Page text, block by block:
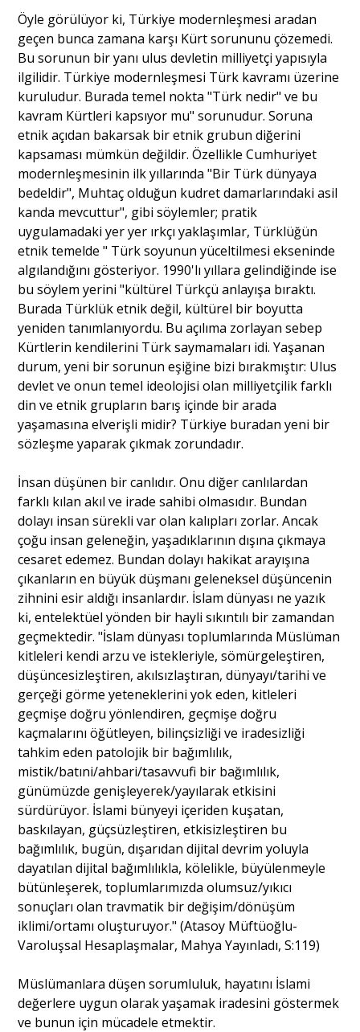
Öyle görülüyor ki, Türkiye modernleşmesi aradan
geçen bunca zamana karşı Kürt sorununu çözemedi.
Bu sorunun bir yanı ulus devletin milliyetçi yapısıyla
ilgilidir. Türkiye modernleşmesi Türk kavramı üzerine
kuruludur. Burada temel nokta "Türk nedir" ve bu
kavram Kürtleri kapsıyor mu" sorunudur. Soruna
etnik açıdan bakarsak bir etnik grubun diğerini
kapsaması mümkün değildir. Özellikle Cumhuriyet
modernleşmesinin ilk yıllarında "Bir Türk dünyaya
bedeldir", Muhtaç olduğun kudret damarlarındaki asil
kanda mevcuttur", gibi söylemler; pratik
uygulamadaki yer yer ırkçı yaklaşımlar, Türklüğün
etnik temelde " Türk soyunun yüceltilmesi ekseninde
algılandığını gösteriyor. 1990'lı yıllara gelindiğinde ise
bu söylem yerini "kültürel Türkçü anlayışa bıraktı.
Burada Türklük etnik değil, kültürel bir boyutta
yeniden tanımlanıyordu. Bu açılıma zorlayan sebep
Kürtlerin kendilerini Türk saymamaları idi. Yaşanan
durum, yeni bir sorunun eşiğine bizi bırakmıştır: Ulus
devlet ve onun temel ideolojisi olan milliyetçilik farklı
din ve etnik grupların barış içinde bir arada
yaşamasına elverişli midir? Türkiye buradan yeni bir
sözleşme yaparak çıkmak zorundadır.
İnsan düşünen bir canlıdır. Onu diğer canlılardan
farklı kılan akıl ve irade sahibi olmasıdır. Bundan
dolayı insan sürekli var olan kalıpları zorlar. Ancak
çoğu insan geleneğin, yaşadıklarının dışına çıkmaya
cesaret edemez. Bundan dolayı hakikat arayışına
çıkanların en büyük düşmanı geleneksel düşüncenin
zihnini esir aldığı insanlardır. İslam dünyası ne yazık
ki, entelektüel yönden bir hayli sıkıntılı bir zamandan
geçmektedir. "İslam dünyası toplumlarında Müslüman
kitleleri kendi arzu ve istekleriyle, sömürgeleştiren,
düşüncesizleştiren, akılsızlaştıran, dünyayı/tarihi ve
gerçeği görme yeteneklerini yok eden, kitleleri
geçmişe doğru yönlendiren, geçmişe doğru
kaçmalarını öğütleyen, bilinçsizliği ve iradesizliği
tahkim eden patolojik bir bağımlılık,
mistik/batıni/ahbari/tasavvufi bir bağımlılık,
günümüzde genişleyerek/yayılarak etkisini
sürdürüyor. İslami bünyeyi içeriden kuşatan,
baskılayan, güçsüzleştiren, etkisizleştiren bu
bağımlılık, bugün, dışarıdan dijital devrim yoluyla
dayatılan dijital bağımlılıkla, kölelikle, büyülenmeyle
bütünleşerek, toplumlarımızda olumsuz/yıkıcı
sonuçları olan travmatik bir değişim/dönüşüm
iklimi/ortamı oluşturuyor." (Atasoy Müftüoğlu-
Varoluşsal Hesaplaşmalar, Mahya Yayınladı, S:119)
Müslümanlara düşen sorumluluk, hayatını İslami
değerlere uygun olarak yaşamak iradesini göstermek
ve bunun için mücadele etmektir.